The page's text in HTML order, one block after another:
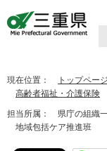
現在位置： トップページ
高齢者福祉・介護保険
担当所属： 県庁の組織
地域包括ケア推進班